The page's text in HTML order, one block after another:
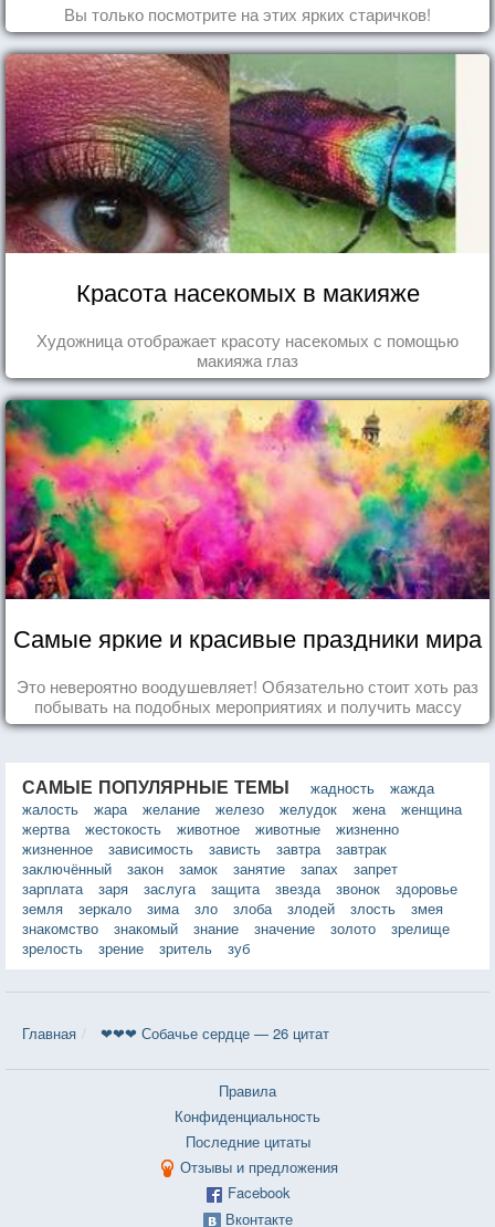
Вы только посмотрите на этих ярких старичков!
Красота насекомых в макияже
Художница отображает красоту насекомых с помощью
макияжа глаз
Самые яркие и красивые праздники мира
Это невероятно воодушевляет! Обязательно стоит хоть раз
побывать на подобных мероприятиях и получить массу
впечатлений!
САМЫЕ ПОПУЛЯРНЫЕ ТЕМЫ жадность
жажда
жалость
жара желание железо желудок жена
женщина
жертва
жестокость животное животные
жизненно
жизненное
зависимость зависть завтра
завтрак
заключённый
закон замок занятие запах
запрет
зарплата
заря заслуга защита звезда звонок
здоровье
земля
зеркало зима зло злоба злодей злость
змея
знакомство
знакомый знание значение золото
зрелище
зрелость
зрение зритель зуб
Главная ❤❤❤ Собачье сердце — 26 цитат
Правила
Конфиденциальность
Последние цитаты
Отзывы и предложения
Facebook
Вконтакте